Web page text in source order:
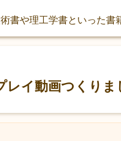
や理工学書といった書
イ動画つくりま